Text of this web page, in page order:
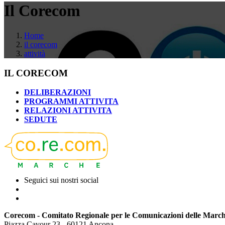
Il Corecom
Home
il corecom
attività
IL CORECOM
DELIBERAZIONI
PROGRAMMI ATTIVITA
RELAZIONI ATTIVITA
SEDUTE
Seguici sui nostri social
Corecom - Comitato Regionale per le Comunicazioni delle